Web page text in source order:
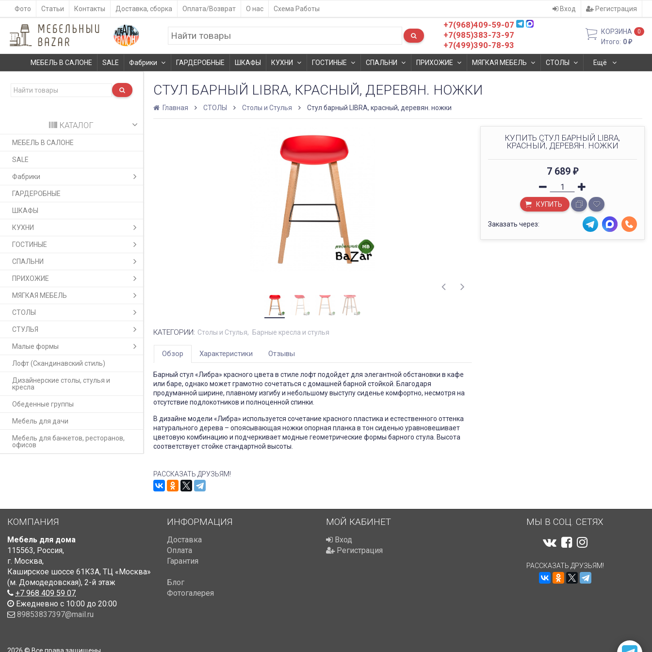
Фото Статьи Контакты Доставка, сборка Оплата/Возврат О нас Схема Работы Вход Регистрация
+7(968)409-59-07
+7(985)383-73-97
+7(499)390-78-93
КОРЗИНА 0
Итого: 0₽
МЕБЕЛЬ В САЛОНЕ SALE Фабрики ГАРДЕРОБНЫЕ ШКАФЫ КУХНИ ГОСТИНЫЕ СПАЛЬНИ ПРИХОЖИЕ МЯГКАЯ МЕБЕЛЬ СТОЛЫ Ещё
КАТАЛОГ
МЕБЕЛЬ В САЛОНЕ
SALE
Фабрики
ГАРДЕРОБНЫЕ
ШКАФЫ
КУХНИ
ГОСТИНЫЕ
СПАЛЬНИ
ПРИХОЖИЕ
МЯГКАЯ МЕБЕЛЬ
СТОЛЫ
СТУЛЬЯ
Малые формы
Лофт (Скандинавский стиль)
Дизайнерские столы, стулья и
кресла
Обеденные группы
Мебель для дачи
Мебель для банкетов, ресторанов,
офисов
СТУЛ БАРНЫЙ LIBRA, КРАСНЫЙ, ДЕРЕВЯН. НОЖКИ
Главная СТОЛЫ Столы и Стулья Стул барный LIBRA, красный, деревян. ножки
КУПИТЬ СТУЛ БАРНЫЙ LIBRA,
КРАСНЫЙ, ДЕРЕВЯН. НОЖКИ
7 689 ₽
КУПИТЬ
Заказать через:
КАТЕГОРИИ: Столы и Стулья Барные кресла и стулья
Обзор Характеристики Отзывы
Барный стул «Либра» красного цвета в стиле лофт подойдет для элегантной обстановки в кафе
или баре, однако может грамотно сочетаться с домашней барной стойкой. Благодаря
продуманной ширине, плавному изгибу и небольшому выступу сиденье комфортно, несмотря на
отсутствие подлокотников и полноценной спинки.
В дизайне модели «Либра» используется сочетание красного пластика и естественного оттенка
натурального дерева – опоясывающая ножки опорная планка в тон сиденью уравновешивает
цветовую комбинацию и подчеркивает модные геометрические формы барного стула. Высота
соответствует стойке стандартной высоты.
РАССКАЗАТЬ ДРУЗЬЯМ!
КОМПАНИЯ
Мебель для дома
115563, Россия,
г. Москва,
Каширское шоссе 61К3А, ТЦ «Москва»
(м. Домодедовская), 2-й этаж
+7 968 409 59 07
Ежедневно с 10:00 до 20:00
89853837397@mail.ru
ИНФОРМАЦИЯ
Доставка
Оплата
Гарантия
Блог
Фотогалерея
МОЙ КАБИНЕТ
Вход
Регистрация
МЫ В СОЦ. СЕТЯХ
РАССКАЗАТЬ ДРУЗЬЯМ!